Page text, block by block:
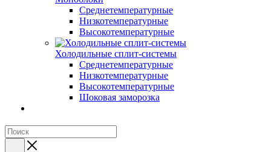
Среднетемпературные
Низкотемпературные
Высокотемпературные
Холодильные сплит-системы
Среднетемпературные
Низкотемпературные
Высокотемпературные
Шоковая заморозка